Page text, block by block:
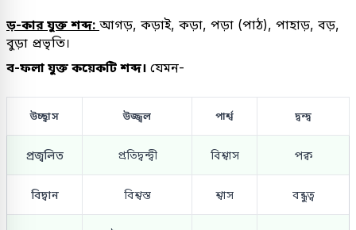
ড়-কার যুক্ত শব্দ: আগড়, কড়াই, কড়া, পড়া (পাঠ), পাহাড়, বড়,
বুড়া প্রভৃতি।
ব-ফলা যুক্ত কয়েকটি শব্দ। যেমন-
উচ্ছ্বাস উজ্জ্বল পার্শ্ব দ্বন্দ্ব
প্রজ্বলিত প্রতিদ্বন্দ্বী বিশ্বাস পক্ব
বিদ্বান বিশ্বস্ত শ্বাস বন্ধুত্ব